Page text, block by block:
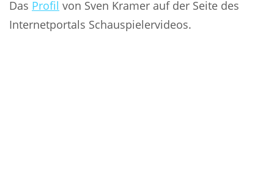
Das Profil von Sven Kramer auf der Seite des
Internetportals Schauspielervideos.